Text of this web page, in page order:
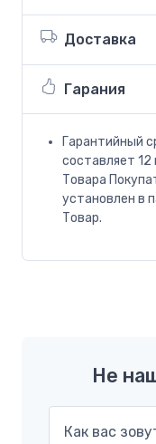
Доставка
Гарания
Гарантийный
составляет 12
Товара
установлен в
Товар.
Не
Как вас